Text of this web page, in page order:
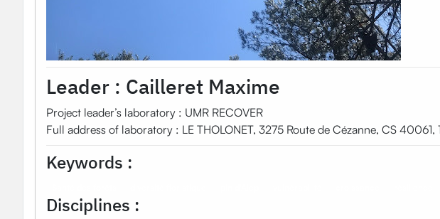
Leader : Cailleret Maxime
Project leader’s laboratory : UMR RECOVER
Full address of laboratory : LE THOLONET, 3275 Route de Cézanne, CS 40061,
Keywords :
Disciplines :